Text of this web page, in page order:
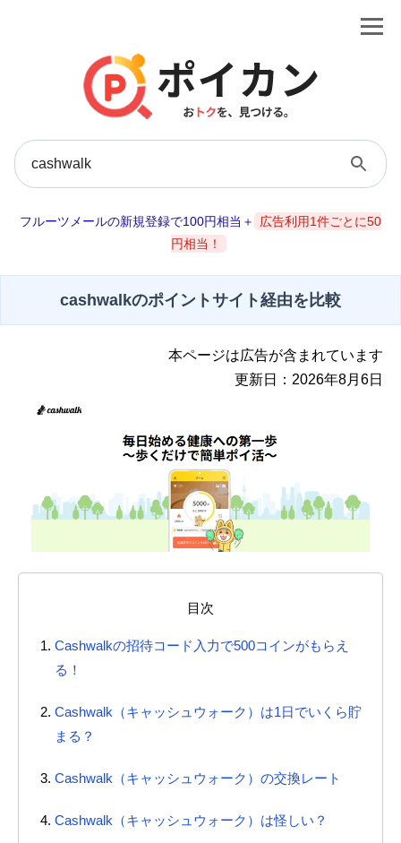
フルーツメールの新規登録で100円相当＋
広告利用1件ごとに50
円相当！
cashwalkのポイントサイト経由を比較
本ページは広告が含まれています
更新日：2026年8月6日
目次
Cashwalkの招待コード入力で500コインがもらえ
る！
Cashwalk（キャッシュウォーク）は1日でいくら貯
まる？
Cashwalk（キャッシュウォーク）の交換レート
Cashwalk（キャッシュウォーク）は怪しい？